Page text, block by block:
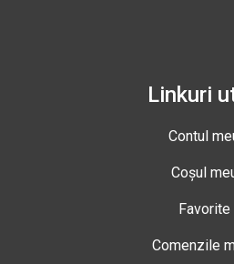
Linkuri
Contul
Coșul
Favorite
Comenzile